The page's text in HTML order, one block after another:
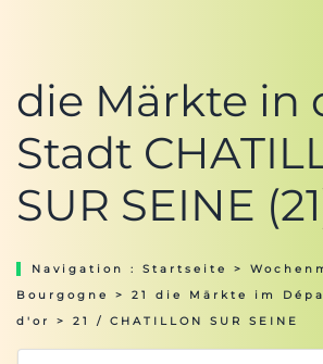
die Märkte in
Stadt
SUR SEINE
Navigation : Startseite >
Bourgogne
> 21 die Märkte im
d'or
> 21 / CHATILLON SUR SEINE